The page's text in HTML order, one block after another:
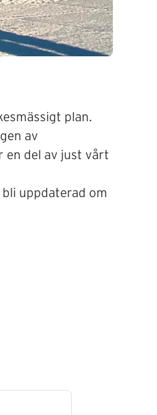
plan.
av
en del av just vårt
uppdaterad om